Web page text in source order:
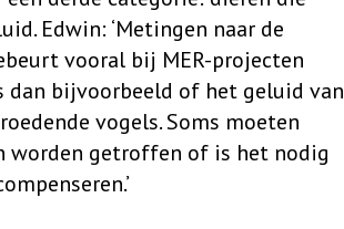
Edwin: ‘Metingen naar de
vooral bij MER-projecten
dan bijvoorbeeld of het geluid van
vogels. Soms moeten
worden getroffen of is het nodig